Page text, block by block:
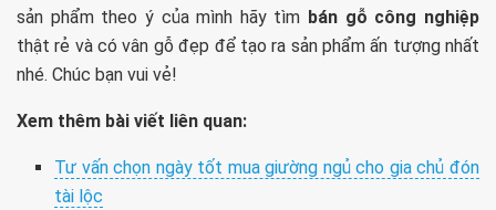
sản phẩm theo ý của mình hãy tìm bán gỗ công nghiệp
thật rẻ và có vân gỗ đẹp để tạo ra sản phẩm ấn tượng nhất
nhé. Chúc bạn vui vẻ!
Xem thêm bài viết liên quan:
Tư vấn chọn ngày tốt mua giường ngủ cho gia chủ đón
tài lộc